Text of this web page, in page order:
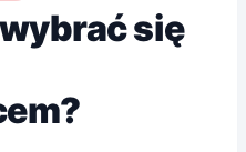
się